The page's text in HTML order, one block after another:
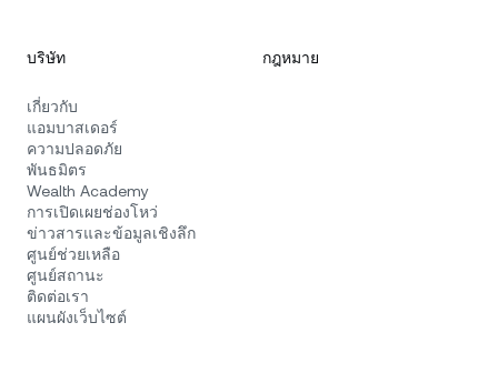
บริษัท
เกี่ยวกับ
แอมบาสเดอร์
ความปลอดภัย
พันธมิตร
Wealth Academy
การเปิดเผยช่องโหว่
ข่าวสารและข้อมูลเชิงลึก
ศูนย์ช่วยเหลือ
ศูนย์สถานะ
ติดต่อเรา
แผนผังเว็บไซต์
กฎหมาย